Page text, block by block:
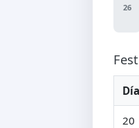
26
Día
20